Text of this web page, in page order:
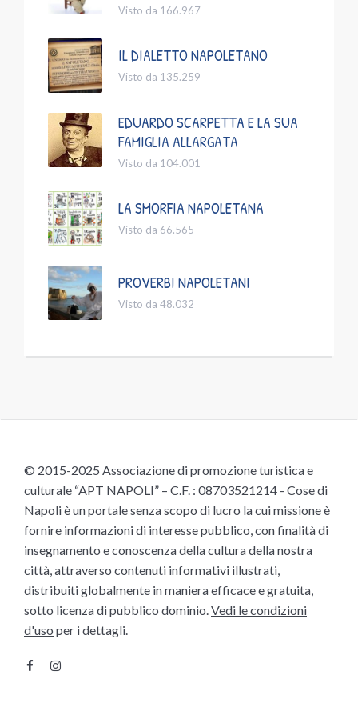
Visto da 166.967
IL DIALETTO NAPOLETANO
Visto da 135.259
EDUARDO SCARPETTA E LA SUA
FAMIGLIA ALLARGATA
Visto da 104.001
LA SMORFIA NAPOLETANA
Visto da 66.565
PROVERBI NAPOLETANI
Visto da 48.032
© 2015-2025 Associazione di promozione turistica e
culturale “APT NAPOLI” – C.F. : 08703521214 - Cose di
Napoli è un portale senza scopo di lucro la cui missione è
fornire informazioni di interesse pubblico, con finalità di
insegnamento e conoscenza della cultura della nostra
città, attraverso contenuti informativi illustrati,
distribuiti globalmente in maniera efficace e gratuita,
sotto licenza di pubblico dominio. Vedi le condizioni
d'uso per i dettagli.